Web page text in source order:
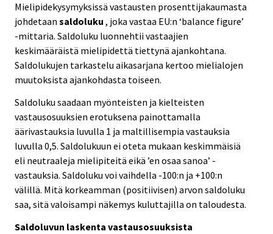
Mielipidekysymyksissä vastausten prosenttijakaumasta
johdetaan saldoluku , joka vastaa EU:n ‘balance figure’
-mittaria. Saldoluku luonnehtii vastaajien
keskimääräistä mielipidettä tiettynä ajankohtana.
Saldolukujen tarkastelu aikasarjana kertoo mielialojen
muutoksista ajankohdasta toiseen.
Saldoluku saadaan myönteisten ja kielteisten
vastausosuuksien erotuksena painottamalla
äärivastauksia luvulla 1 ja maltillisempia vastauksia
luvulla 0,5. Saldolukuun ei oteta mukaan keskimmäisiä
eli neutraaleja mielipiteitä eikä ’en osaa sanoa’ -
vastauksia. Saldoluku voi vaihdella -100:n ja +100:n
välillä. Mitä korkeamman (positiivisen) arvon saldoluku
saa, sitä valoisampi näkemys kuluttajilla on taloudesta.
Saldoluvun laskenta vastausosuuksista